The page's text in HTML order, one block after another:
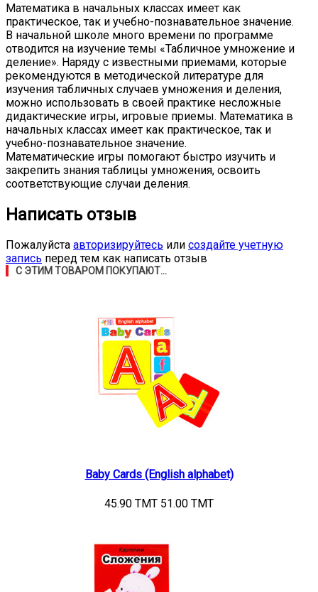
Математика в начальных классах имеет как
практическое, так и учебно-познавательное значение.
В начальной школе много времени по программе
отводится на изучение темы «Табличное умножение и
деление». Наряду с известными приемами, которые
рекомендуются в методической литературе для
изучения табличных случаев умножения и деления,
можно использовать в своей практике несложные
дидактические игры, игровые приемы. Математика в
начальных классах имеет как практическое, так и
учебно-познавательное значение.
Математические игры помогают быстро изучить и
закрепить знания таблицы умножения, освоить
соответствующие случаи деления.
Написать отзыв
Пожалуйста авторизируйтесь или создайте учетную
запись перед тем как написать отзыв
С ЭТИМ ТОВАРОМ ПОКУПАЮТ...
Baby Cards (English alphabet)
45.90 TMT 51.00 TMT